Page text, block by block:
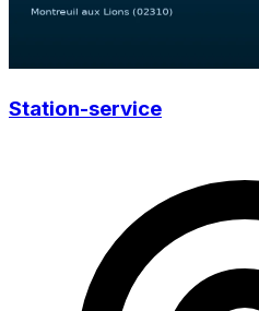
Station-service